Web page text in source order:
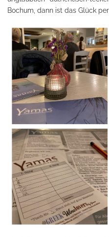
Bochum, dann ist das Glück